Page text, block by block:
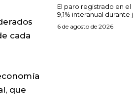
cada
que
El paro registrado en
9,1% interanual durante
6 de agosto de 2026